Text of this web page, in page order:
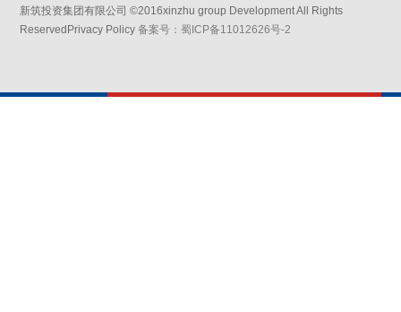
新筑投资集团有限公司 ©2016xinzhu group Development All Rights
ReservedPrivacy Policy备案号：蜀ICP备11012626号-2